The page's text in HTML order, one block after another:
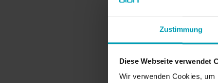
Zustimmung
Diese Webseite verwendet
Wir verwenden Cookies,
Rasen und Landschaft